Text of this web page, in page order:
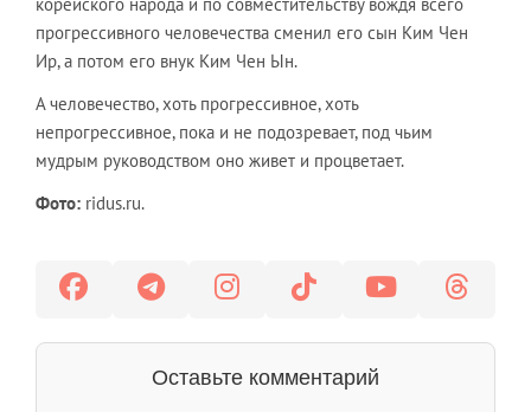
прогрессивного человечества сменил его сын Ким Чен
Ир, а потом его внук Ким Чен Ын.
А человечество, хоть прогрессивное, хоть
непрогрессивное, пока и не подозревает, под чьим
мудрым руководством оно живет и процветает.
Фото: ridus.ru.
Оставьте комментарий